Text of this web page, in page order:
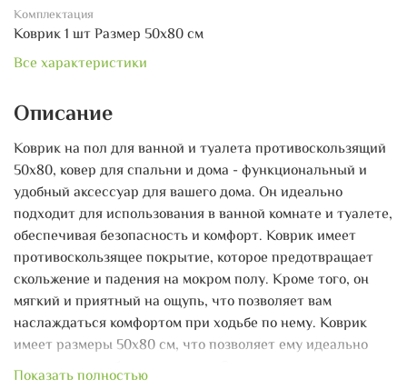
Комплектация
Коврик 1 шт Размер 50х80 см
Все характеристики
Описание
Коврик на пол для ванной и туалета противоскользящий
50х80, ковер для спальни и дома - функциональный и
удобный аксессуар для вашего дома. Он идеально
подходит для использования в ванной комнате и туалете,
обеспечивая безопасность и комфорт. Коврик имеет
противоскользящее покрытие, которое предотвращает
скольжение и падения на мокром полу. Кроме того, он
мягкий и приятный на ощупь, что позволяет вам
наслаждаться комфортом при ходьбе по нему. Коврик
имеет размеры 50х80 см, что позволяет ему идеально
вписаться в любое помещение. Он также легко моется и
Показать полностью